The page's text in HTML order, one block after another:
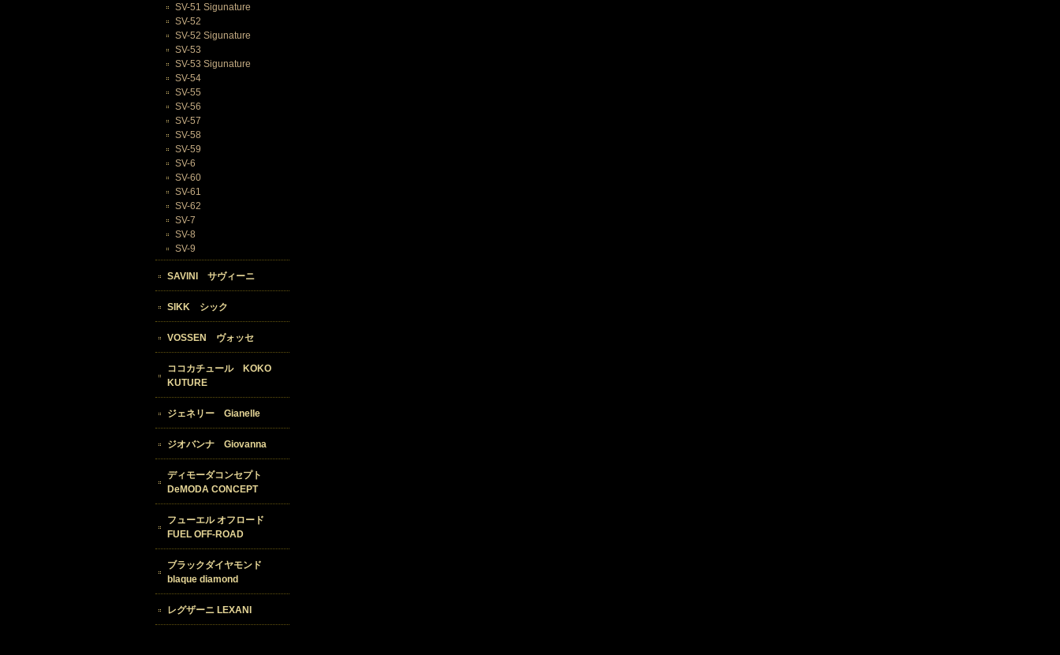
SV-51 Sigunature
SV-52
SV-52 Sigunature
SV-53
SV-53 Sigunature
SV-54
SV-55
SV-56
SV-57
SV-58
SV-59
SV-6
SV-60
SV-61
SV-62
SV-7
SV-8
SV-9
SAVINI サヴィーニ
SIKK シック
VOSSEN ヴォッセ
ココカチュール KOKO
KUTURE
ジェネリー Gianelle
ジオバンナ Giovanna
ディモーダコンセプト
DeMODA CONCEPT
フューエル オフロード
FUEL OFF-ROAD
ブラックダイヤモンド
blaque diamond
レグザーニ LEXANI